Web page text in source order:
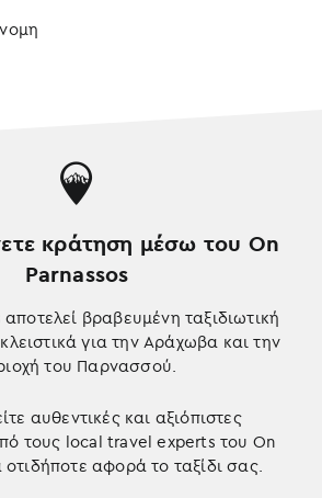
κράτηση μέσω του On
Parnassos
βραβευμένη ταξιδιωτική
για την Αράχωβα και την
του Παρνασσού.
αυθεντικές και αξιόπιστες
τους local travel experts του On
οτιδήποτε αφορά το ταξίδι σας.